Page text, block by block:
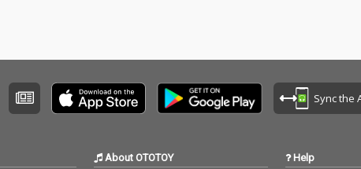
Sync the
About OTOTOY Help